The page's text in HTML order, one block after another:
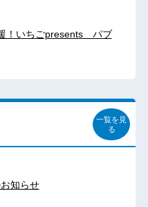
！いちごpresents パブ
一覧を見
る
知らせ